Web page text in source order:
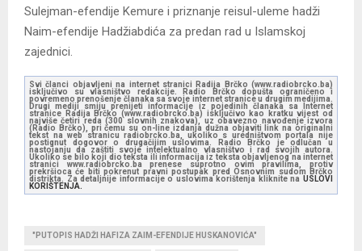
Sulejman-efendije Kemure i priznanje reisul-uleme hadži
Naim-efendije Hadžiabdića za predan rad u Islamskoj
zajednici.
Svi članci objavljeni na internet stranici Radija Brčko (www.radiobrcko.ba)
isključivo su vlasništvo redakcije. Radio Brčko dopušta ograničeno i
povremeno prenošenje članaka sa svoje internet stranice u drugim medijima.
Drugi mediji smiju prenijeti informacije iz pojedinih članaka sa Internet
stranice Radija Brčko (www.radiobrcko.ba) isključivo kao kratku vijest od
najviše četiri reda (300 slovnih znakova), uz obavezno navođenje izvora
(Radio Brčko), pri čemu su on-line izdanja dužna objaviti link na originalni
tekst na web stranicu radiobrcko.ba, ukoliko s uredništvom portala nije
postignut dogovor o drugačijim uslovima. Radio Brčko je odlučan u
nastojanju da zaštiti svoje intelektualno vlasništvo i rad svojih autora.
Ukoliko se bilo koji dio teksta ili informacija iz teksta objavljenog na internet
stranici www.radiobrcko.ba prenese suprotno ovim pravilima, protiv
prekršioca će biti pokrenut pravni postupak pred Osnovnim sudom Brčko
distrikta. Za detaljnije informacije o uslovima korištenja kliknite na USLOVI
KORIŠTENJA.
"PUTOPIS HADŽI HAFIZA ZAIM-EFENDIJE HUSKANOVIĆA"